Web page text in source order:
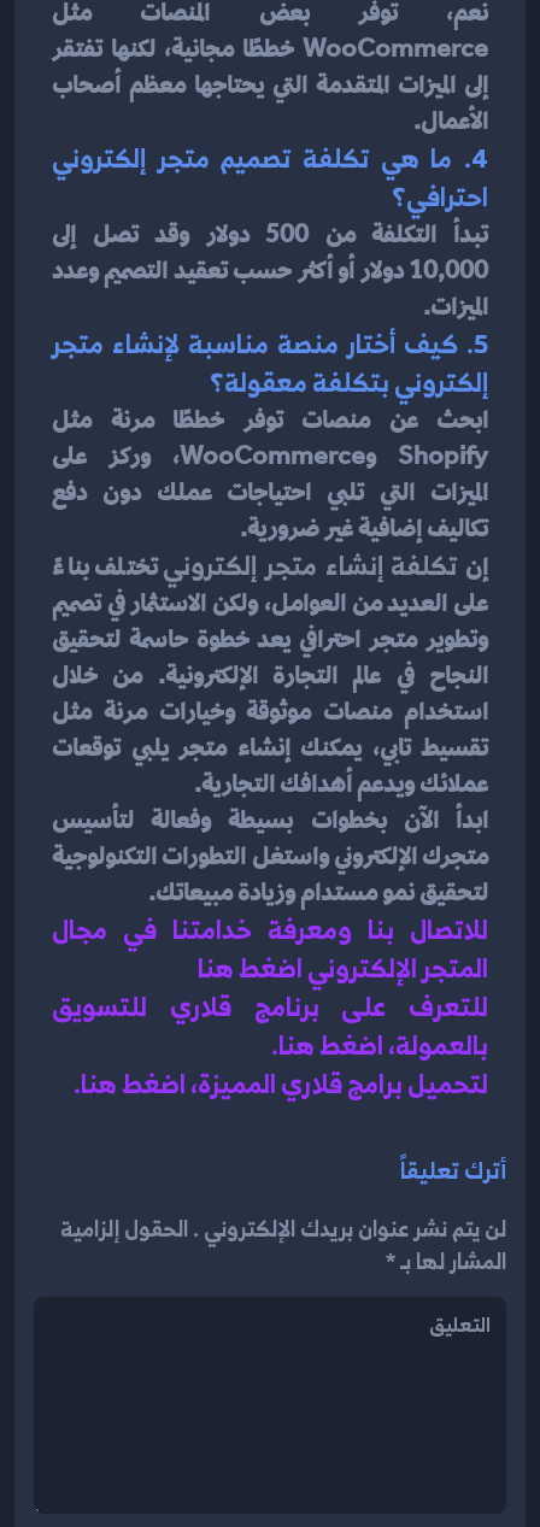
WooCommerce خططًا مجانية، لكنها تفتقر
الأعمال.
احترافي؟
الميزات.
5. كيف أختار منصة مناسبة لإنشاء متجر
إلكتروني بتكلفة معقولة؟
تكاليف إضافية غير ضرورية.
إن تكلفة إنشاء متجر إلكتروني
عملائك ويدعم أهدافك التجارية.
لتحقيق نمو مستدام وزيادة مبيعاتك.
المتجر الإلكتروني اضغط هنا
بالعمولة، اضغط هنا.
لتحميل برامج قلاري المميزة، اضغط هنا.
أترك تعليقاً
لن يتم نشر عنوان بريدك الإلكتروني . الحقول إلزامية
المشار لها بـ *